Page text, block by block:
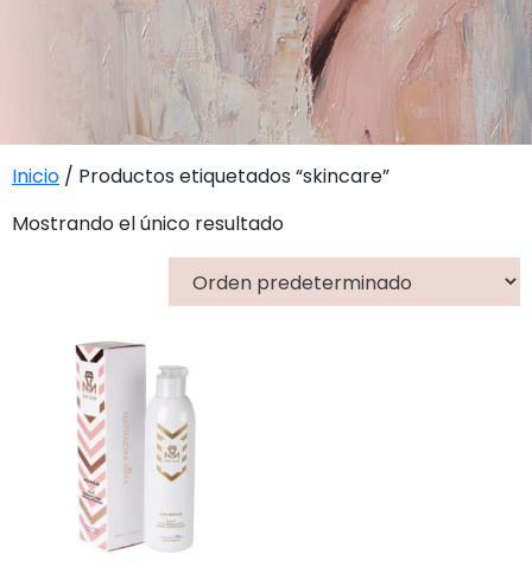
Inicio / Productos etiquetados “skincare”
Mostrando el único resultado